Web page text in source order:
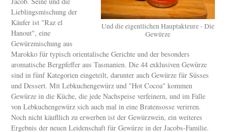
Und die eigentlichen Hauptakteure - Die
Gewürze
Lieblingsmischung der
Käufer ist "Raz el
Hanout", eine
Gewürzmischung aus
Marokko für typisch orientalische Gerichte und der besonders
aromatische Bergpfeffer aus Tasmanien. Die 44 exklusiven Gewürze
sind in fünf Kategorien eingeteilt, darunter auch Gewürze für Süsses
und Dessert. Mit Lebkuchengewürz und "Hot Cocoa" kommen
Gewürze in die Küche, die jede Nachspeise verfeinern, und im Falle
von Lebkuchengewürz sich auch mal in eine Bratensosse verirren.
Noch nicht käufllich zu erwerben ist der Gewürzwein, ein weiteres
Ergebnis der neuen Leidenschaft für Gewürze in der Jacobs-Familie.